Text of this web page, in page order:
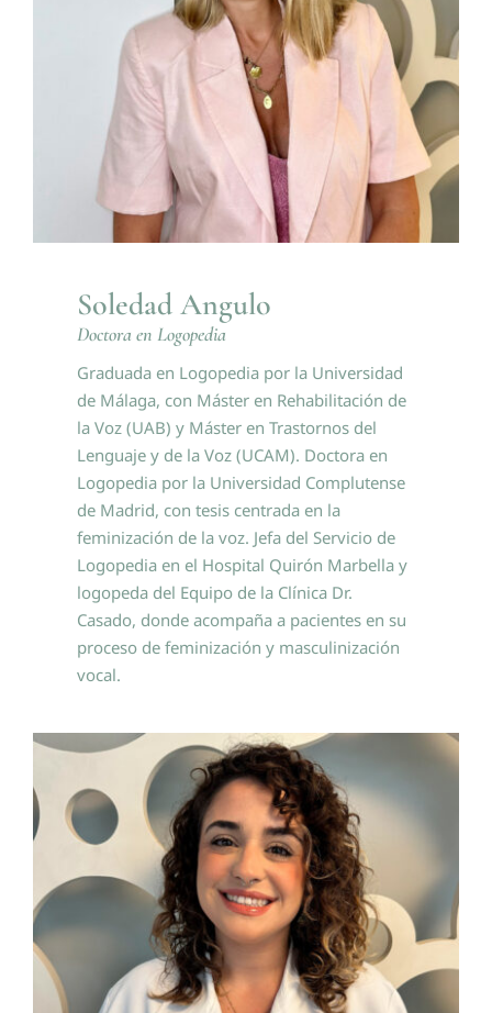
Soledad Angulo
Doctora en Logopedia
Graduada en Logopedia por la Universidad
de Málaga, con Máster en Rehabilitación de
la Voz (UAB) y Máster en Trastornos del
Lenguaje y de la Voz (UCAM). Doctora en
Logopedia por la Universidad Complutense
de Madrid, con tesis centrada en la
feminización de la voz. Jefa del Servicio de
Logopedia en el Hospital Quirón Marbella y
logopeda del Equipo de la Clínica Dr.
Casado, donde acompaña a pacientes en su
proceso de feminización y masculinización
vocal.